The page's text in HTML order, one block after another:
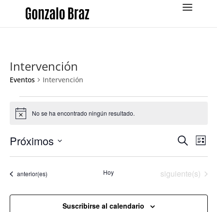
Intervención
Eventos Intervención
Eventos
Aviso No se ha encontrado ningún resultado.
de
y
Buscar
de
de
Lista
Próximos
fecha.
Eventos
anterior(es) Hoy Eventos
siguiente(s)
Suscribirse al calendario